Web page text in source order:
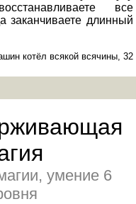
все
заканчиваете длинный
котёл всякой всячины, 32
умение 6